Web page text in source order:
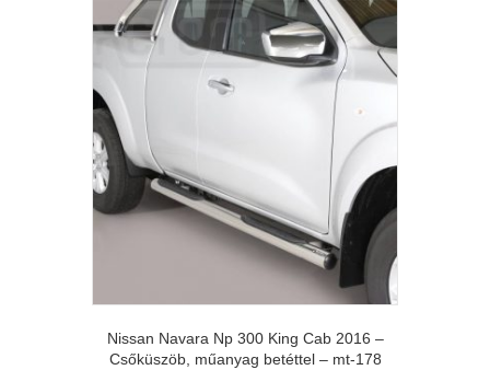
Nissan Navara Np 300 King Cab 2016 –
Csőküszöb, műanyag betéttel – mt-178